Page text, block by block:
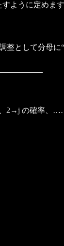
ように定めます
整として分母に
、2→j の確率、